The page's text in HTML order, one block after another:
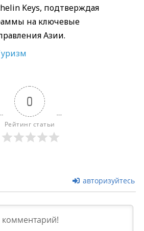
Keys, подтверждая
на ключевые
Азии.
0
Рейтинг статьи
авторизуйтесь